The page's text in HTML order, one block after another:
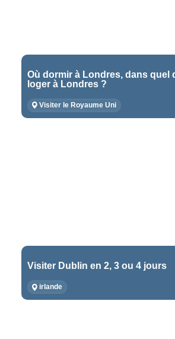
Où dormir à Londres, dans quel
loger à Londres ?
Visiter le Royaume Uni
Visiter Dublin en 2, 3 ou 4 jours
irlande